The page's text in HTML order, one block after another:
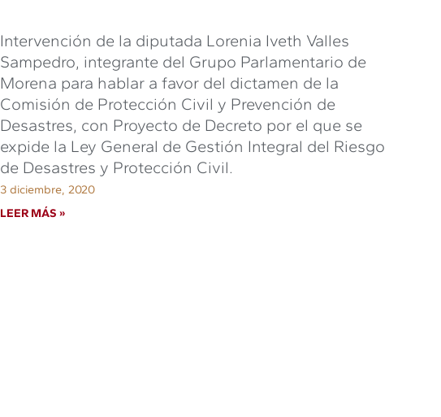
Intervención de la diputada Lorenia Iveth Valles
Sampedro, integrante del Grupo Parlamentario de
Morena para hablar a favor del dictamen de la
Comisión de Protección Civil y Prevención de
Desastres, con Proyecto de Decreto por el que se
expide la Ley General de Gestión Integral del Riesgo
de Desastres y Protección Civil.
3 diciembre, 2020
LEER MÁS »